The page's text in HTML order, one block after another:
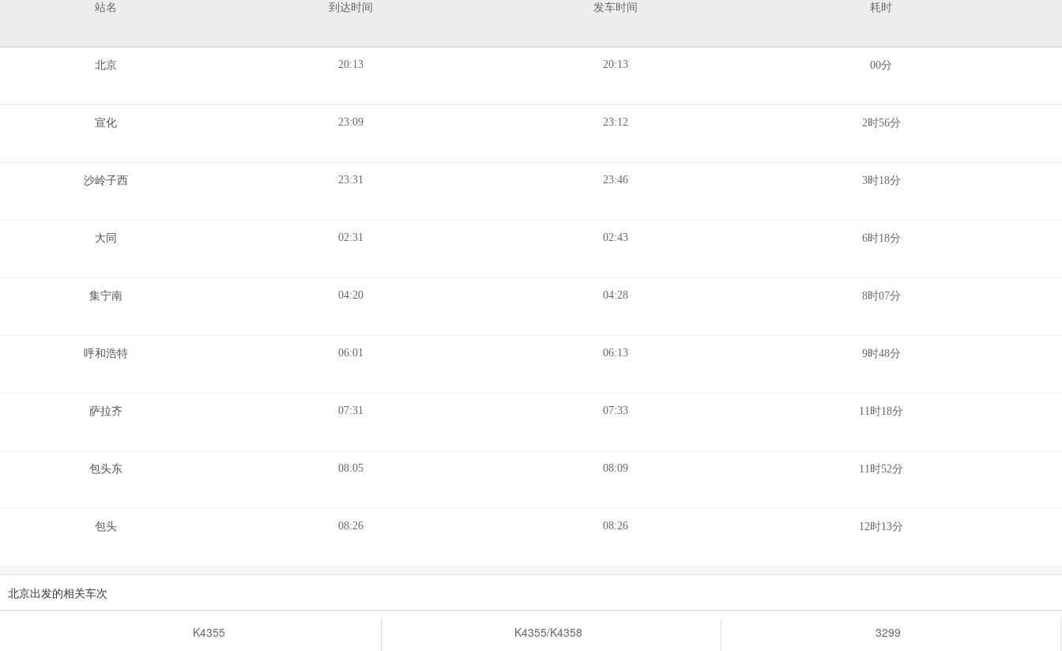
站名 到达时间 发车时间 耗时
北京 20:13 20:13 00分
宣化 23:09 23:12 2时56分
沙岭子西 23:31 23:46 3时18分
大同 02:31 02:43 6时18分
集宁南 04:20 04:28 8时07分
呼和浩特 06:01 06:13 9时48分
萨拉齐 07:31 07:33 11时18分
包头东 08:05 08:09 11时52分
包头 08:26 08:26 12时13分
北京出发的相关车次
K4355 K4355/K4358 3299